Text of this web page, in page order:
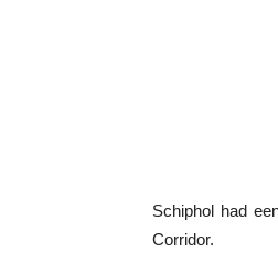
Schiphol had
Corridor.